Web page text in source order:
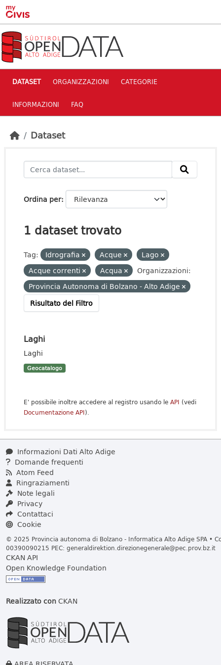
Skip to main content
DATASET ORGANIZZAZIONI CATEGORIE
INFORMAZIONI FAQ
Dataset
Ordina per
1 dataset trovato
Tag: Idrografia Acque
Lago
Acque correnti
Acqua
Organizzazioni:
Provincia Autonoma di Bolzano - Alto Adige
Risultato del Filtro
Laghi
Laghi
Geocatalogo
E' possibile inoltre accedere al registro usando le API (vedi
Documentazione API).
Informazioni Dati Alto Adige
Domande frequenti
Atom Feed
Ringraziamenti
Note legali
Privacy
Contattaci
Cookie
© 2025 Provincia autonoma di Bolzano - Informatica Alto Adige SPA •
00390090215 PEC: generaldirektion.direzionegenerale@pec.prov.bz.it
CKAN API
Open Knowledge Foundation
Realizzato conCKAN